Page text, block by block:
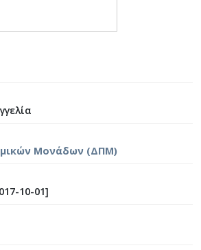
Μονάδων (ΔΠΜ)
10-01]